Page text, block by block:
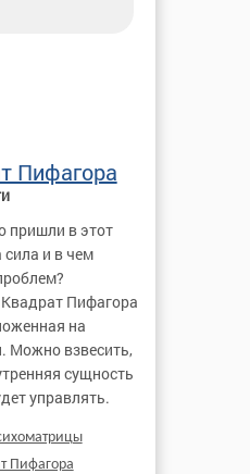
Пифагора
пришли в этот
и в чем
Пифагора
на
Можно взвесить,
сущность
управлять.
Пифагора